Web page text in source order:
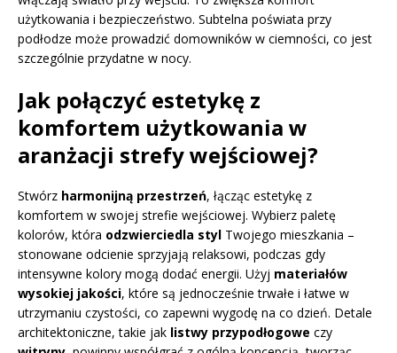
użytkowania i bezpieczeństwo. Subtelna poświata przy
podłodze może prowadzić domowników w ciemności, co jest
szczególnie przydatne w nocy.
Jak połączyć estetykę z
komfortem użytkowania w
aranżacji strefy wejściowej?
Stwórz harmonijną przestrzeń, łącząc estetykę z
komfortem w swojej strefie wejściowej. Wybierz paletę
kolorów, która odzwierciedla styl Twojego mieszkania –
stonowane odcienie sprzyjają relaksowi, podczas gdy
intensywne kolory mogą dodać energii. Użyj materiałów
wysokiej jakości, które są jednocześnie trwałe i łatwe w
utrzymaniu czystości, co zapewni wygodę na co dzień. Detale
architektoniczne, takie jak listwy przypodłogowe czy